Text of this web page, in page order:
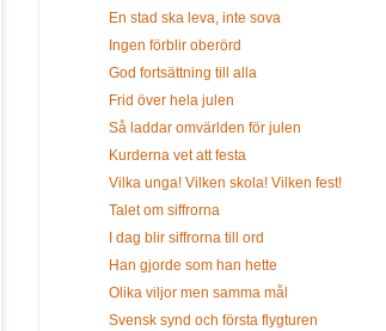
En stad ska leva, inte sova
Ingen förblir oberörd
God fortsättning till alla
Frid över hela julen
Så laddar omvärlden för julen
Kurderna vet att festa
Vilka unga! Vilken skola! Vilken fest!
Talet om siffrorna
I dag blir siffrorna till ord
Han gjorde som han hette
Olika viljor men samma mål
Svensk synd och första flygturen